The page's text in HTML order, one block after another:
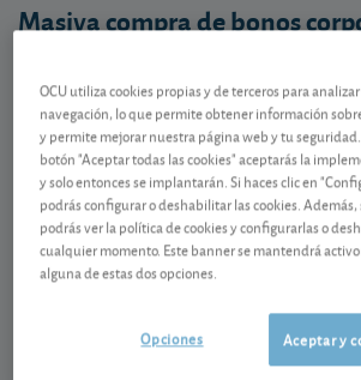
Masiva compra de bonos
anunciado que comprará bonos
importe de unos 75.000 millones de
intención es proporcionar liquidez
deuda corporativa, para que pueda
fuente adicional de crédito a los
empleadores del país. Aunque el
los rendimientos que ofrece la
interés que pagan las empresas
financiarse ya se encuentran en
OCU utiliza cookies propias y de terceros para
navegación, lo que permite obtener información
y permite mejorar nuestra página web y tu seguridad.
botón "Aceptar todas las cookies" aceptarás la
y solo entonces se implantarán. Si haces clic en
podrás configurar o deshabilitar las cookies. Además,
podrás ver la política de cookies y configurarlas o
cualquier momento. Este banner se mantendrá
alguna de estas dos opciones.
Aceptar y
Opciones